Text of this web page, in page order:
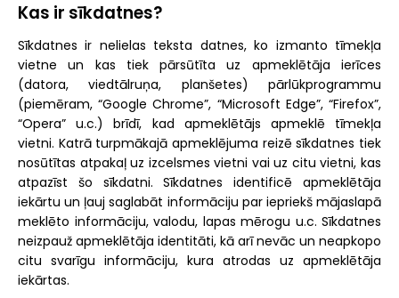
Kas ir sīkdatnes?
Sīkdatnes ir nelielas teksta datnes, ko izmanto tīmekļa
vietne un kas tiek pārsūtīta uz apmeklētāja ierīces
(datora, viedtālruņa, planšetes) pārlūkprogrammu
(piemēram, “Google Chrome”, “Microsoft Edge”, “Firefox”,
“Opera” u.c.) brīdī, kad apmeklētājs apmeklē tīmekļa
vietni. Katrā turpmākajā apmeklējuma reizē sīkdatnes tiek
nosūtītas atpakaļ uz izcelsmes vietni vai uz citu vietni, kas
atpazīst šo sīkdatni. Sīkdatnes identificē apmeklētāja
iekārtu un ļauj saglabāt informāciju par iepriekš mājaslapā
meklēto informāciju, valodu, lapas mērogu u.c. Sīkdatnes
neizpauž apmeklētāja identitāti, kā arī nevāc un neapkopo
citu svarīgu informāciju, kura atrodas uz apmeklētāja
iekārtas.